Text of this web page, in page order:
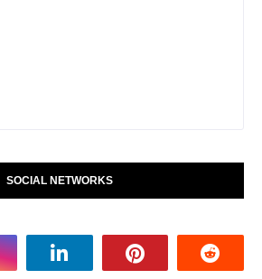
SOCIAL NETWORKS